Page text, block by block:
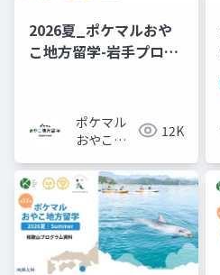
2026夏_ポケマルおや
こ地方留学-岩手プログ
ポケマル
おやこ地
12K